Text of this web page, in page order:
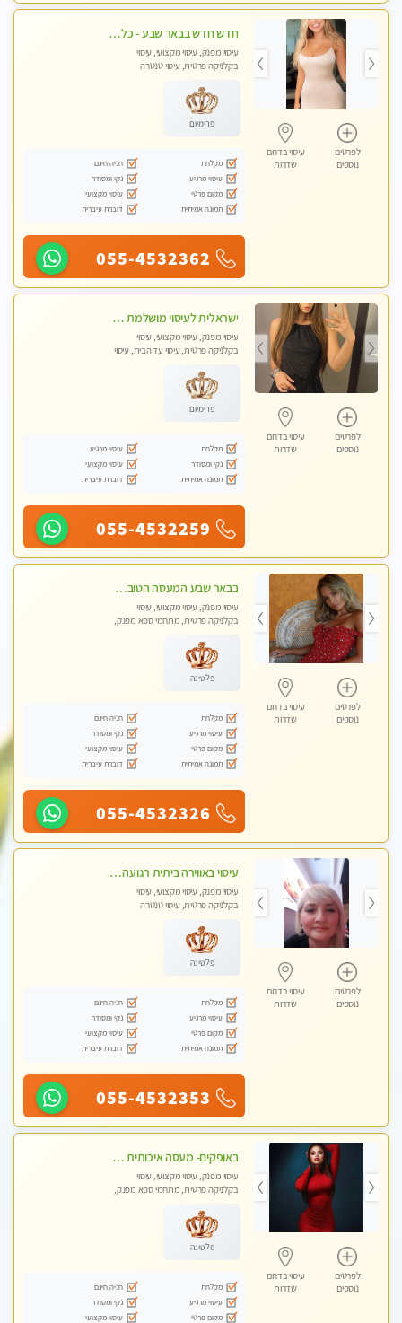
לפרטים
נוספים
עיסוי בדרום
שדרות
חדש חדש בבאר שבע - כל סוגי העיסויים מעסה מקצועית ואיכותית פרטי!!!
עיסוי מפנק, עיסוי מקצועי, עיסוי
בקלניקה פרטית, עיסוי טנטרה
פרימיום
מקלחת
חניה חינם
עיסוי מרגיע
נקי ומסודר
מקום פרטי
עיסוי מקצועי
תמונה אמיתית
דוברת עיברית
055-4532362
לפרטים
נוספים
עיסוי בדרום
שדרות
ישראלית לעיסוי מושלמת לעיסוי מושלם ואיכותי במיוחד !
עיסוי מפנק, עיסוי מקצועי, עיסוי
בקלניקה פרטית, עיסוי עד הבית, עיסוי
פרימיום
מקלחת
עיסוי מרגיע
נקי ומסודר
עיסוי מקצועי
תמונה אמיתית
דוברת עיברית
055-4532259
לפרטים
נוספים
עיסוי בדרום
שדרות
בבאר שבע המעסה הטובה בעיר..
עיסוי מפנק, עיסוי מקצועי, עיסוי
בקלניקה פרטית, מתחמי ספא מפנק,
פלטינה
מקלחת
חניה חינם
עיסוי מרגיע
נקי ומסודר
מקום פרטי
עיסוי מקצועי
תמונה אמיתית
דוברת עיברית
055-4532326
לפרטים
נוספים
עיסוי בדרום
שדרות
עיסוי באווירה ביתית רגועה שקט , עיסוי ספורטיבי משחרר לכל הגוף. מעסה אלופה לעיסוי מפנק מומלץ מאוד ....פרטי!! ללא מין !!
עיסוי מפנק, עיסוי מקצועי, עיסוי
בקלניקה פרטית, עיסוי טנטרה
פלטינה
מקלחת
חניה חינם
עיסוי מרגיע
נקי ומסודר
מקום פרטי
עיסוי מקצועי
תמונה אמיתית
דוברת עיברית
055-4532353
לפרטים
נוספים
עיסוי בדרום
שדרות
באופקים- מעסה איכותית לעיסוי מקצועי ומפנק לכל שרירי הגוף עיסוי רפואי, מרגיע, קלאסי- Highly recommended
עיסוי מפנק, עיסוי מקצועי, עיסוי
בקלניקה פרטית, מתחמי ספא מפנק,
פלטינה
מקלחת
חניה חינם
עיסוי מרגיע
נקי ומסודר
מקום פרטי
עיסוי מקצועי